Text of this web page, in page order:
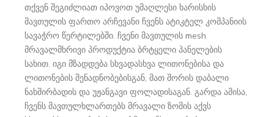
თქვენ შეგიძლიათ იპოვოთ უმაღლესი ხარისხის
მავთულის ფართო არჩევანი ჩვენს ატიკტელ კომპანიის
სავაჭრო წერტილებში. ჩვენი მავთულის mesh
მრავალმხრივი პროდუქტია ბრტყელი პანელების
სახით. იგი მზადდება სხვადასხვა ლითონებისა და
ლითონების შენადნობებისგან, მათ შორის დაბალი
ნახშირბადის და უჟანგავი ფოლადისაგან. გარდა ამისა,
ჩვენს მავთულხლართებს მრავალი ზომის აქვს